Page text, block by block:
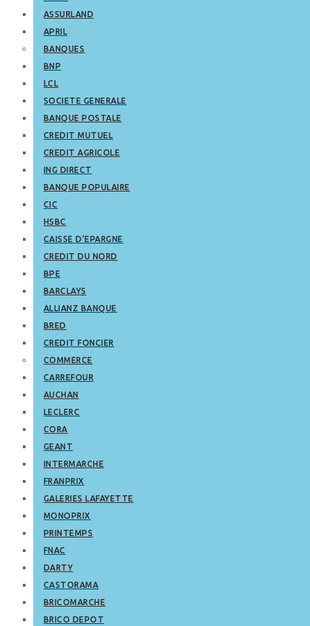
ASSURLAND
APRIL
BANQUES
BNP
LCL
SOCIETE GENERALE
BANQUE POSTALE
CREDIT MUTUEL
CREDIT AGRICOLE
ING DIRECT
BANQUE POPULAIRE
CIC
HSBC
CAISSE D’EPARGNE
CREDIT DU NORD
BPE
BARCLAYS
ALLIANZ BANQUE
BRED
CREDIT FONCIER
COMMERCE
CARREFOUR
AUCHAN
LECLERC
CORA
GEANT
INTERMARCHE
FRANPRIX
GALERIES LAFAYETTE
MONOPRIX
PRINTEMPS
FNAC
DARTY
CASTORAMA
BRICOMARCHE
BRICO DEPOT